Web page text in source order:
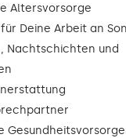
Altersvorsorge
Deine Arbeit an
Nachtschichten und